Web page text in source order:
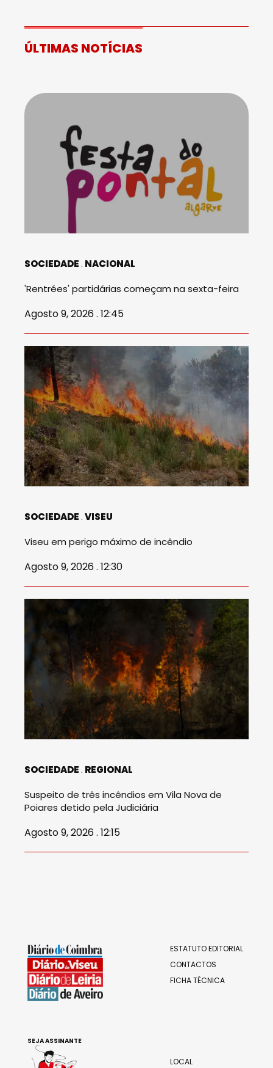
ÚLTIMAS NOTÍCIAS
SOCIEDADE NACIONAL
'Rentrées' partidárias começam na sexta-feira
Agosto 9, 2026 . 12:45
SOCIEDADE VISEU
Viseu em perigo máximo de incêndio
Agosto 9, 2026 . 12:30
SOCIEDADE REGIONAL
Suspeito de três incêndios em Vila Nova de
Poiares detido pela Judiciária
Agosto 9, 2026 . 12:15
ESTATUTO EDITORIAL
CONTACTOS
FICHA TÉCNICA
LOCAL
SEJA ASSINANTE